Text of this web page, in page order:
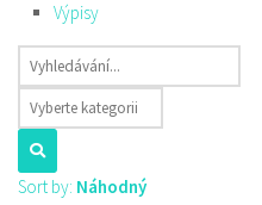
Výpisy
Sort by: Náhodný